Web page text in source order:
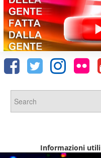
Informazioni utili